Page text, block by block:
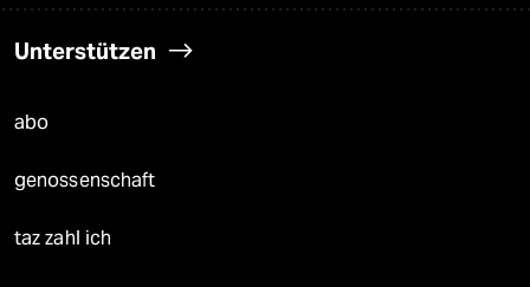
Unterstützen
abo
genossenschaft
taz zahl ich